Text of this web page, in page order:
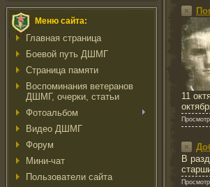
Меню сайта:
Главная страница
Боевой путь ДШМГ
Страница памяти
Воспоминания ветеранов
ДШМГ, очерки, статьи
Фотоальбом
Видео ДШМГ
Форум
Мини-чат
Пользователи сайта
11
В